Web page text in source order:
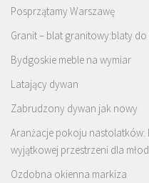
Posprzątamy Warszawę
Granit – blat granitowy:blaty
Bydgoskie meble na wymiar
Latający dywan
Zabrudzony dywan jak nowy
Aranżacje pokoju nastolatków:
wyjątkowej przestrzeni dla
Ozdobna okienna markiza